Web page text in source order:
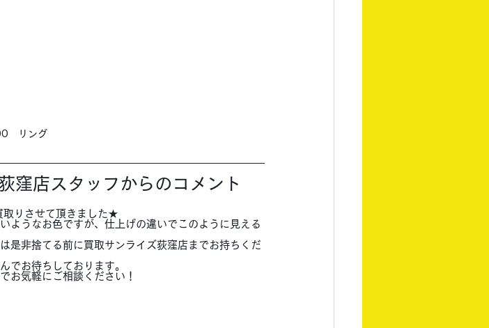
　リング
店スタッフからのコメント
りさせて頂きました★
ようなお色ですが、仕上げの違いでこのように見える
是非捨てる前に買取サンライズ荻窪店までお持ちくだ
でお待ちしております。
お気軽にご相談ください！